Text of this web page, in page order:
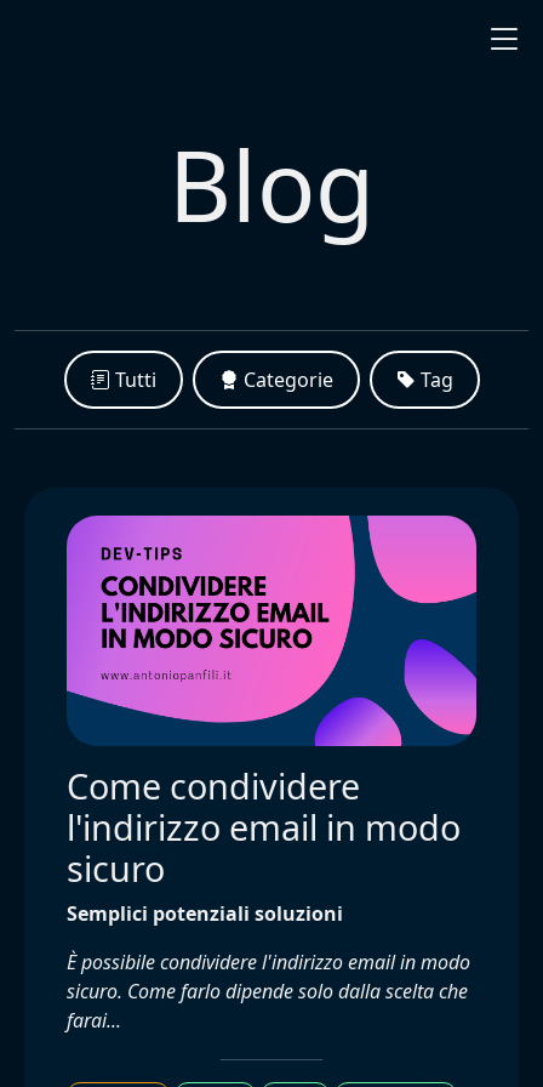
Blog
Tutti Categorie Tag
Come condividere
l'indirizzo email in modo
sicuro
Semplici potenziali soluzioni
È possibile condividere l'indirizzo email in modo
sicuro. Come farlo dipende solo dalla scelta che
farai...